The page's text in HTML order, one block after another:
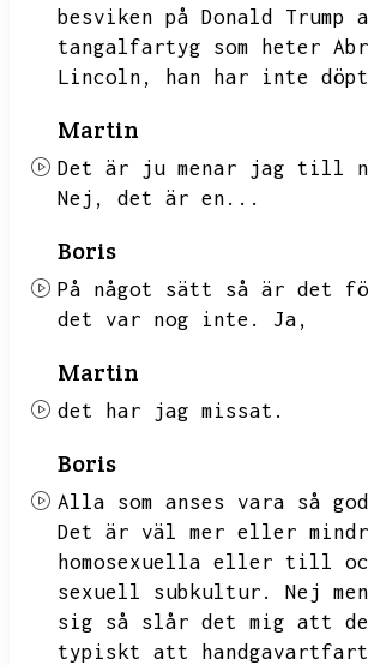
besviken på Donald
tangalfartyg som heter
Lincoln,
han har inte
Martin
Det är ju menar jag till
Nej,
det är en...
Boris
På något sätt så är det
det var nog inte.
Ja,
Martin
det har jag missat.
Boris
Alla som anses vara så
Det är väl mer eller
homosexuella eller till
sexuell subkultur.
Nej
sig så slår det mig att
typiskt att